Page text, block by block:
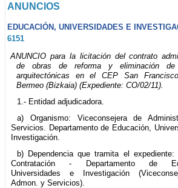
ANUNCIOS
EDUCACIÓN, UNIVERSIDADES E
6151
ANUNCIO para la licitación del contrato
de obras de reforma y eliminación de
arquitectónicas en el CEP San
Bermeo (Bizkaia) (Expediente: CO/02/11).
1.- Entidad adjudicadora.
a) Organismo: Viceconsejera de
Servicios. Departamento de Educación,
Investigación.
b) Dependencia que tramita el
Contratación - Departamento de
Universidades e Investigación
Admon. y Servicios).